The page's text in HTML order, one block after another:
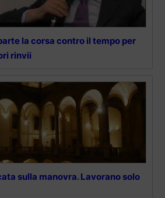
la corsa contro il tempo per
rinvii
sulla manovra. Lavorano solo